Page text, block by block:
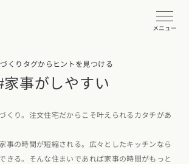
メニュー
・見学会を探す
店に相談する
くりタグからヒントを見つける
家事がしやすい
くり。注文住宅だからこそ叶えられるカタチがあ
事の時間が短縮される。広々としたキッチンなら
きる。そんな住まいであれば家事の時間がもっと